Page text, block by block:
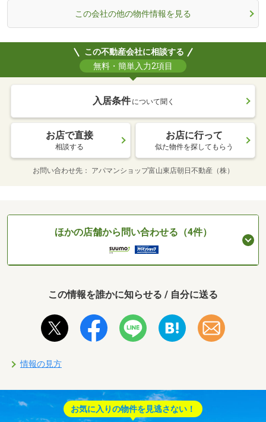
この会社の他の物件情報を見る
この不動産会社に相談する
無料・簡単入力2項目
入居条件 について聞く
お店で直接
相談する
お店に行って
似た物件を探してもらう
お問い合わせ先 アパマンショップ富山東店朝日不動産（株）
ほかの店舗から問い合わせる（4件）
この情報を誰かに知らせる / 自分に送る
情報の見方
お気に入りの物件を見逃さない！